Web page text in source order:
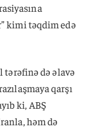
kimi təqdim edə
də əlavə
qarşı
ki, ABŞ
həm də